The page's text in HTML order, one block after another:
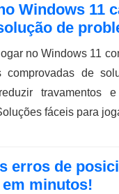
Windows 11
de
no Windows 11
comprovadas de
travamentos
fáceis para
erros de
minutos!